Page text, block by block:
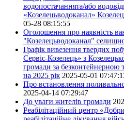
водопостачаннята/або
«Козелецьводоканал»
05-28 08:15:55
Оголошення про наявність
"Козелецьводоканал"
Графік вивезення твердих
Сервіс-Козелець» з
громади за
на 2025 рік 2025-05-01
Про встановлення
2025-04-14 07:29:47
До уваги жителів громади
Реабілітаційний центр